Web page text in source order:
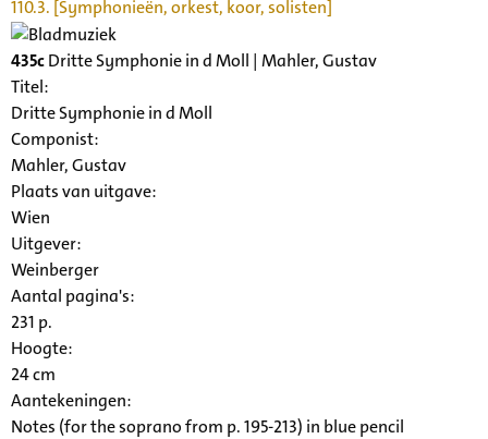
110.3. [Symphonieën, orkest, koor, solisten]
435cDritte Symphonie in d Moll | Mahler, Gustav
Titel:
Dritte Symphonie in d Moll
Componist:
Mahler, Gustav
Plaats van uitgave:
Wien
Uitgever:
Weinberger
Aantal pagina's:
231 p.
Hoogte:
24 cm
Aantekeningen:
Notes (for the soprano from p. 195-213) in blue pencil